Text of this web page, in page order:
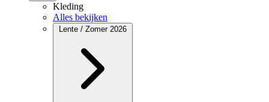
Kleding
Alles bekijken
Lente / Zomer 2026